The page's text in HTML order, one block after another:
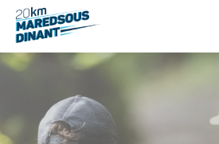
Skip to Content